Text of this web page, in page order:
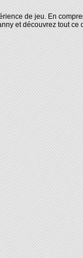
de jeu. En
et découvrez tout ce